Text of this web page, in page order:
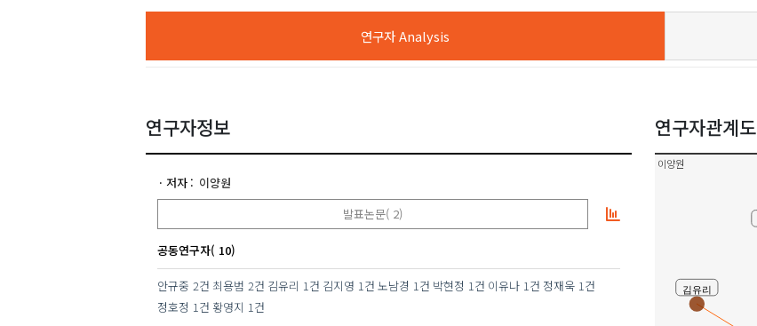
연구자 Analysis
연구자정보
저자
이양원
발표논문( 2)
공동연구자( 10)
안규중 2건 최용범 2건 김유리 1건 김지영 1건 노남경 1건 박현정 1건 이유나 1건 정재욱 1건
정호정 1건 황영지 1건
연구자관계도
이양원
김유리
안규중